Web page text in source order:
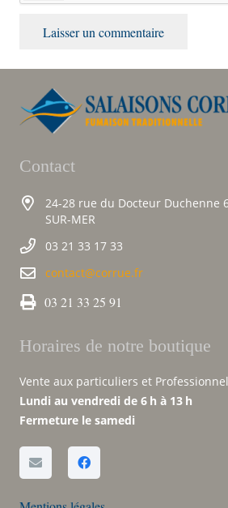
Laisser un commentaire
Contact
24-28 rue du Docteur Duchenne
SUR-MER
03 21 33 17 33
contact@corrue.fr
03 21 33 25 91
Horaires de notre boutique
Vente aux particuliers et
Lundi au vendredi de 6 h à 13 h
Fermeture le samedi